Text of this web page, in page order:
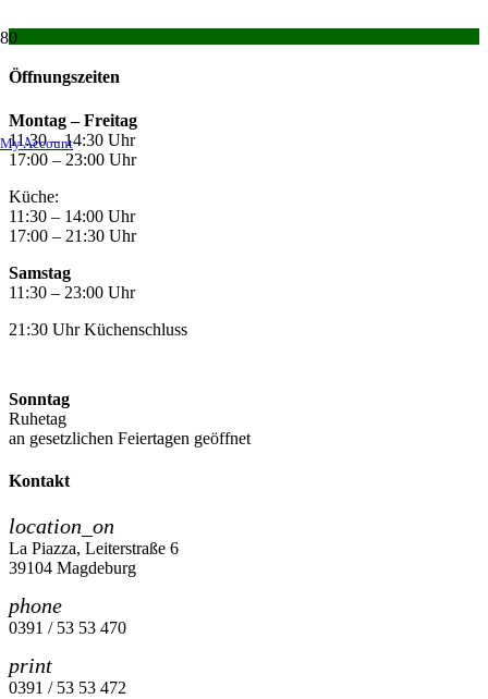
My Account
Öffnungszeiten
Montag –Freitag
11:30 – 14:30 Uhr
17:00 – 23:00 Uhr
Küche:
11:30 – 14:00 Uhr
17:00 – 21:30 Uhr
Samstag
11:30 – 23:00 Uhr
21:30 Uhr Küchenschluss
Sonntag
Ruhetag
an gesetzlichen Feiertagen geöffnet
Kontakt
location_on
La Piazza, Leiterstraße 6
39104 Magdeburg
phone
0391 / 53 53 470
print
0391 / 53 53 472